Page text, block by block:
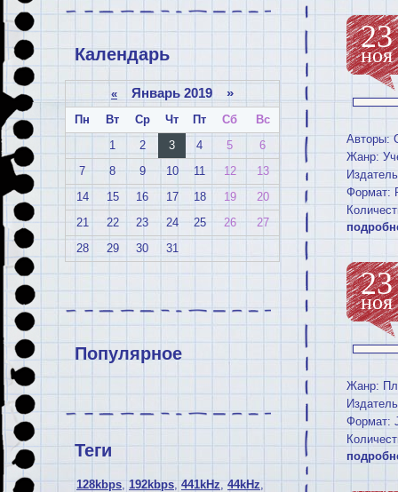
Календарь
« Январь 2019 »
Пн Вт Ср Чт Пт Сб
Вс
1
2 3 4 5
6
7
8 9 10 11 12
13
14
15 16 17 18 19
20
21
22 23 24 25 26
27
28
29 30 31
Популярное
Теги
128kbps, 192kbps, 441kHz, 44kHz,
23
ноя
Авторы:
Жанр:
Формат:
23
ноя
Жанр:
Формат: